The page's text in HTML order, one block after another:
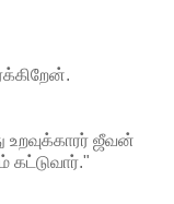
உறவுக்காரர் ஜீவன்
கட்டுவார்."